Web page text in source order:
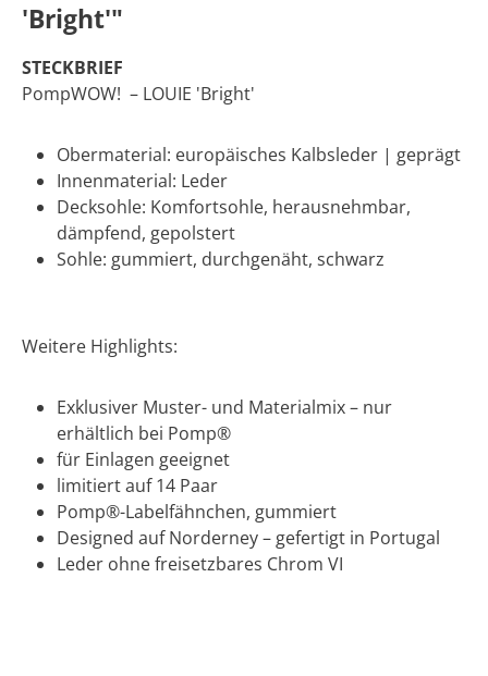
'Bright'"
STECKBRIEF
PompWOW! – LOUIE 'Bright'
Obermaterial: europäisches Kalbsleder | geprägt
Innenmaterial: Leder
Decksohle: Komfortsohle, herausnehmbar,
dämpfend, gepolstert
Sohle: gummiert, durchgenäht, schwarz
Weitere Highlights:
Exklusiver Muster- und Materialmix – nur
erhältlich bei Pomp®
für Einlagen geeignet
limitiert auf 14 Paar
Pomp®-Labelfähnchen, gummiert
Designed auf Norderney – gefertigt in Portugal
Leder ohne freisetzbares Chrom VI